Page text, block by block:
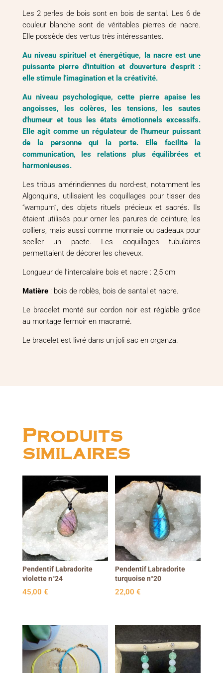
Les 2 perles de bois sont en bois de santal. Les 6 de
couleur blanche sont de véritables pierres de nacre.
Elle possède des vertus très intéressantes.
Au niveau spirituel et énergétique, la nacre est une
puissante pierre d'intuition et d'ouverture d'esprit :
elle stimule l'imagination et la créativité.
Au niveau psychologique, cette pierre apaise les
angoisses, les colères, les tensions, les sautes
d'humeur et tous les états émotionnels excessifs.
Elle agit comme un régulateur de l'humeur puissant
de la personne qui la porte. Elle facilite la
communication, les relations plus équilibrées et
harmonieuses.
Les tribus amérindiennes du nord-est, notamment les
Algonquins, utilisaient les coquillages pour tisser des
“wampum”, des objets rituels précieux et sacrés. Ils
étaient utilisés pour orner les parures de ceinture, les
colliers, mais aussi comme monnaie ou cadeaux pour
sceller un pacte. Les coquillages tubulaires
permettaient de décorer les cheveux.
Longueur de l’intercalaire bois et nacre : 2,5 cm
Matière: bois de roblès, bois de santal et nacre.
Le bracelet monté sur cordon noir est réglable grâce
au montage fermoir en macramé.
Le bracelet est livré dans un joli sac en organza.
Produits
similaires
Pendentif Labradorite
violette n°24
45,00 €
Pendentif Labradorite
turquoise n°20
22,00€